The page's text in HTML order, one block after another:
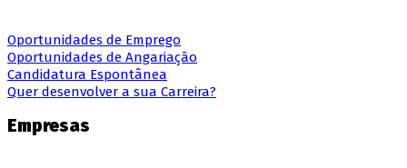
Oportunidades de Emprego
Oportunidades de Angariação
Candidatura Espontânea
Quer desenvolver a sua Carreira?
Empresas